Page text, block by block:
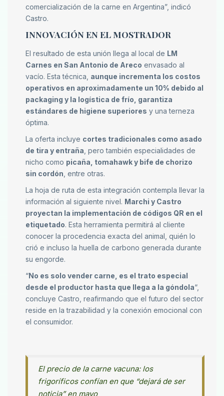
comercialización de la carne en Argentina”, indicó
Castro.
INNOVACIÓN EN EL MOSTRADOR
El resultado de esta unión llega al local de LM
Carnes en San Antonio de Areco envasado al
vacío. Esta técnica, aunque incrementa los costos
operativos en aproximadamente un 10% debido al
packaging y la logística de frío, garantiza
estándares de higiene superiores y una terneza
óptima.
La oferta incluye cortes tradicionales como asado
de tira y entraña , pero también especialidades de
nicho como picaña, tomahawk y bife de chorizo
sin cordón , entre otras.
La hoja de ruta de esta integración contempla llevar la
información al siguiente nivel. Marchi y Castro
proyectan la implementación de códigos QR en el
etiquetado. Esta herramienta permitirá al cliente
conocer la procedencia exacta del animal, quién lo
crió e incluso la huella de carbono generada durante
su engorde.
“No es solo vender carne, es el trato especial
desde el productor hasta que llega a la góndola“,
concluye Castro, reafirmando que el futuro del sector
reside en la trazabilidad y la conexión emocional con
el consumidor.
El precio de la carne vacuna: los
frigoríficos confían en que “dejará de ser
noticia” en mayo